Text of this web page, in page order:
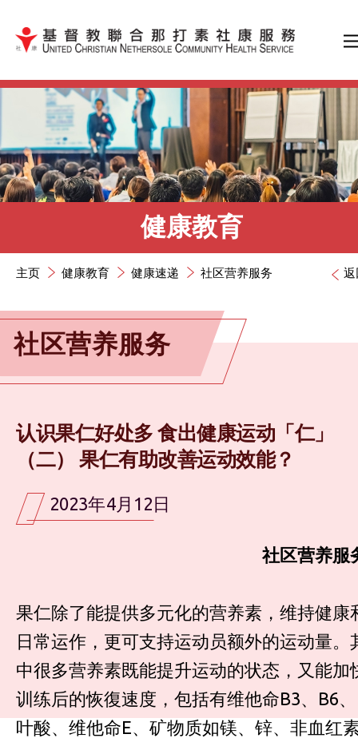
跳到内容（按输入键）
健康教育
返
主页 健康教育 健康速递 社区营养服务
社区营养服务
认识果仁好处多 食出健康运动「仁」
（二） 果仁有助改善运动效能？
2023年4月12日
社区营养服
果仁除了能提供多元化的营养素，维持健康
日常运作，更可支持运动员额外的运动量。
中很多营养素既能提升运动的状态，又能加
训练后的恢復速度，包括有维他命B3、B6、
叶酸、维他命E、矿物质如镁、锌、非血红